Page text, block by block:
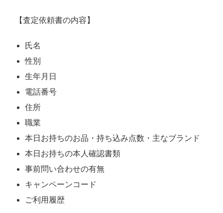
【査定依頼書の内容】
氏名
性別
生年月日
電話番号
住所
職業
本日お持ちのお品・持ち込み点数・主なブランド
本日お持ちの本人確認書類
事前問い合わせの有無
キャンペーンコード
ご利用履歴